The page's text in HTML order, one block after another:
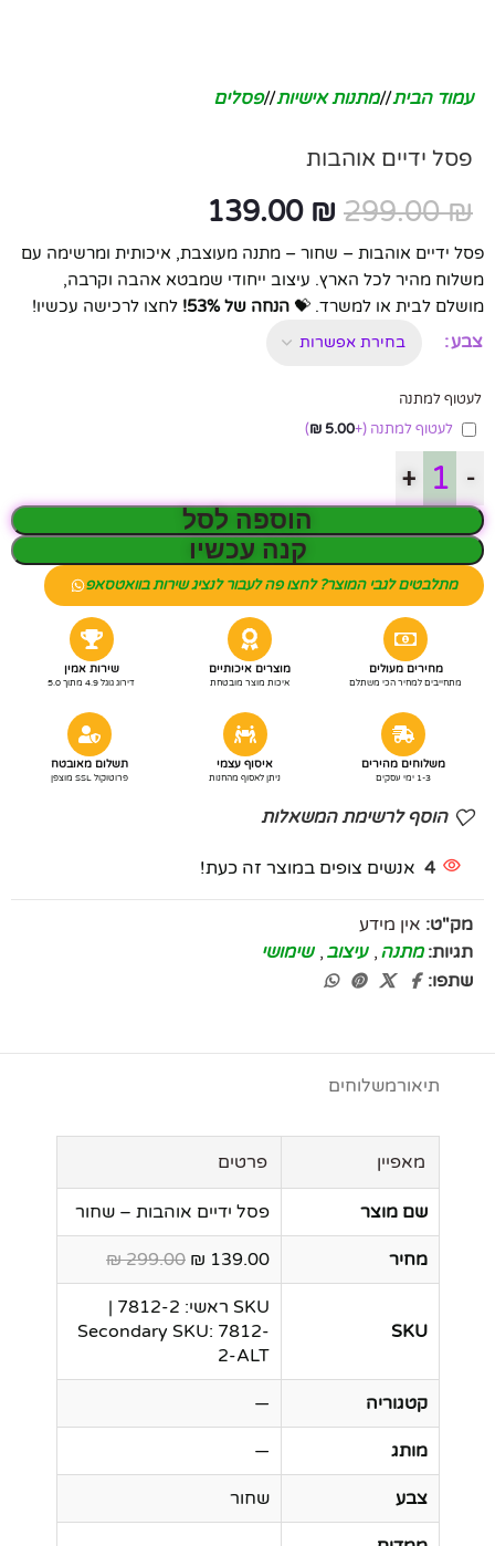
עמוד הבית/ מתנות אישיות/ פסלים
פסל ידיים אוהבות
299.00₪
139.00 ₪
פסל ידיים אוהבות – שחור – מתנה מעוצבת, איכותית ומרשימה עם
משלוח מהיר לכל הארץ. עיצוב ייחודי שמבטא אהבה וקרבה,
מושלם לבית או למשרד. 💝 הנחה של 53%! לחצו לרכישה עכשיו!
צבע
לעטוף למתנה
לעטוף למתנה (+
5.00
₪
)
-
+
הוספה לסל
קנה עכשיו
מתלבטים לגבי המוצר? לחצו פה לעבור לנציג שירות בוואטסאפ
מחירים מעולים
מתחייבים למחיר הכי משתלם
מוצרים איכותיים
איכות מוצר מובטחת
שירות אמין
דירוג גוגל 4.9 מתוך 5.0
משלוחים מהירים
1-3 ימי עסקים
איסוף עצמי
ניתן לאסוף מהחנות
תשלום מאובטח
פרוטוקול SSL מוצפן
הוסף לרשימת המשאלות
4 אנשים צופים במוצר זה כעת!
מק"ט: אין מידע
תגיות: מתנה , עיצוב , שימושי
שתפו:
תיאורמשלוחים
מאפיין פרטים
שם מוצר פסל ידיים אוהבות – שחור
מחיר 139.00 ₪
299.00 ₪
SKU
SKU ראשי: 7812-2 |
Secondary SKU: 7812-
2-ALT
קטגוריה —
מותג —
צבע שחור